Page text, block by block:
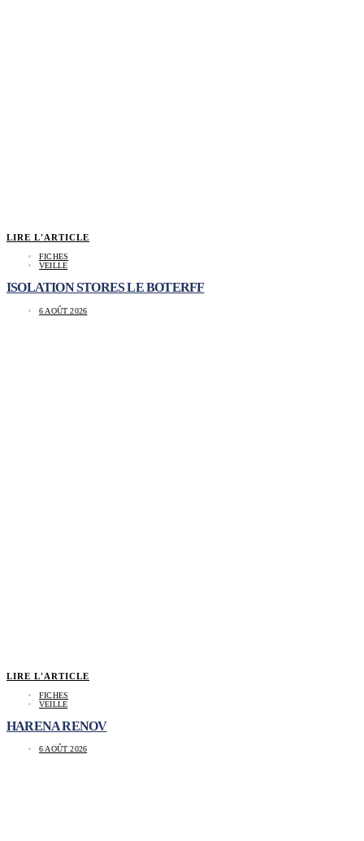
LIRE L'ARTICLE
FICHES
VEILLE
ISOLATION STORES LE BOTERFF
6 AOÛT 2026
LIRE L'ARTICLE
FICHES
VEILLE
HARENA RENOV
6 AOÛT 2026